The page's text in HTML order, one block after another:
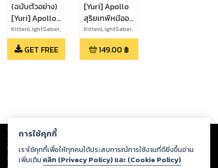
(ฉบับตัวอย่าง)
[Yuri] Apollo
สุริยเทพีหนีออก
จากบ้าน
KittenLightSaber,
Writerwithnonam
GET FREE
[Yuri] Apollo
สุริยเทพีหนีออก
จากบ้าน
KittenLightSaber,
Writerwithnonam
149.00 ฿
Copyright © 2026
ต่อผลงานหรือเนื้อหาใดที่อัปโหลดผ่านเว็บไซต์และปรากฏว่าละเมิดสิทธิใน
ทรัพย์สินทางปัญญาของบุคคลอื่นหรือขัดต่อกฎหมายและศีลธรรม ดังนั้น ผู้อ่าน
ทุกท่านโปรดใช้วิจารณญาณในการกลั่นกรองด้วยตนเอง และหากท่านพบว่าส่วน
การใช้คุกกี้
เราใช้คุกกี้เพื่อให้ทุกคนได้ประสบการณ์การใช้งานที่ดียิ่งขึ้นอ่าน
เพิ่มเติม คลิก (Privacy Policy) และ (Cookie Policy)